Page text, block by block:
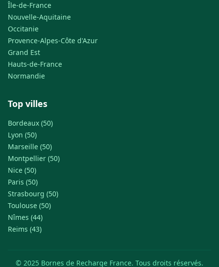
Île-de-France
Nouvelle-Aquitaine
Occitanie
Provence-Alpes-Côte d'Azur
Grand Est
Hauts-de-France
Normandie
Top villes
Bordeaux (50)
Lyon (50)
Marseille (50)
Montpellier (50)
Nice (50)
Paris (50)
Strasbourg (50)
Toulouse (50)
Nîmes (44)
Reims (43)
© 2025 Bornes de Recharge France. Tous droits réservés.